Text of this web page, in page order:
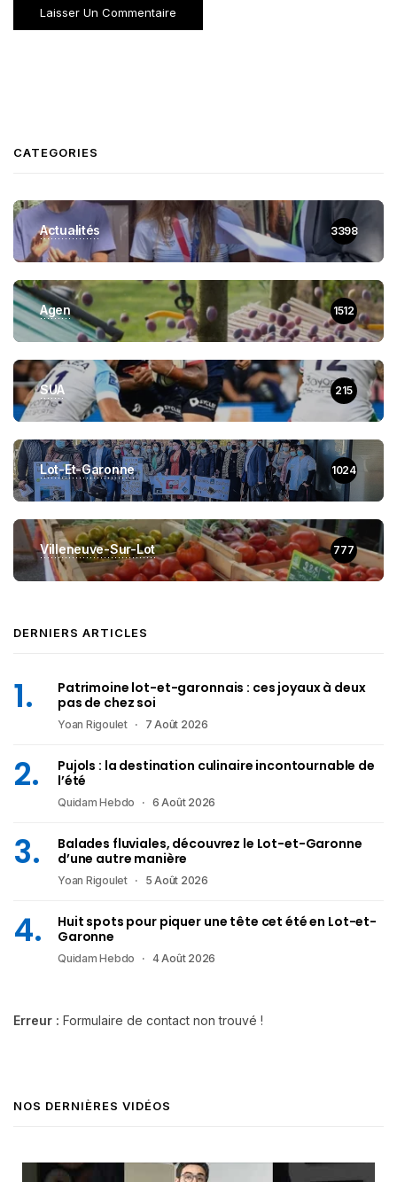
CATEGORIES
Actualités 3398
Agen 1512
SUA 215
Lot-Et-Garonne 1024
Villeneuve-Sur-Lot 777
DERNIERS ARTICLES
Patrimoine lot-et-garonnais : ces joyaux à deux
pas de chez soi
Yoan Rigoulet 7 Août 2026
Pujols : la destination culinaire incontournable de
l’été
Quidam Hebdo 6 Août 2026
Balades fluviales, découvrez le Lot-et-Garonne
d’une autre manière
Yoan Rigoulet 5 Août 2026
Huit spots pour piquer une tête cet été en Lot-et-
Garonne
Quidam Hebdo 4 Août 2026
Erreur : Formulaire de contact non trouvé !
NOS DERNIÈRES VIDÉOS